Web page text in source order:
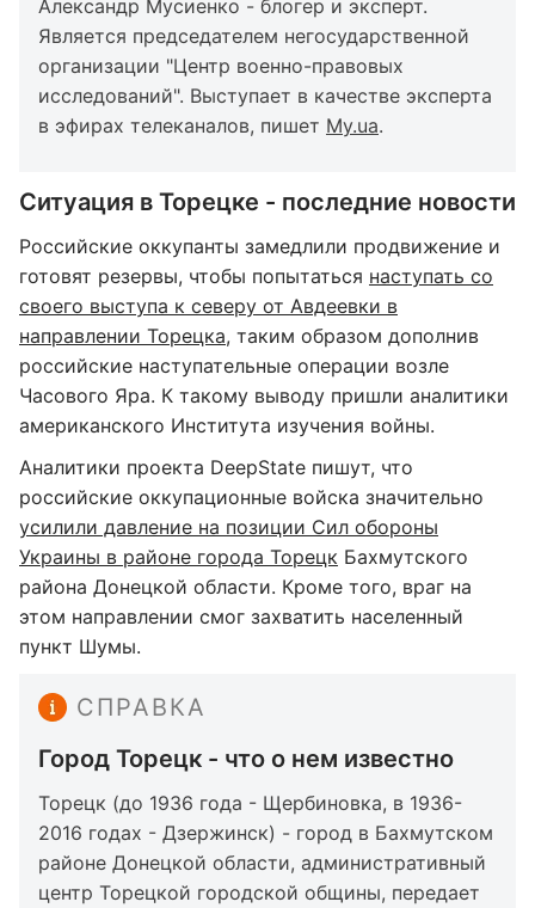
Александр Мусиенко - блогер и эксперт.
Является председателем негосударственной
организации "Центр военно-правовых
исследований". Выступает в качестве эксперта
в эфирах телеканалов, пишет My.ua.
Ситуация в Торецке - последние новости
Российские оккупанты замедлили продвижение и
готовят резервы, чтобы попытаться наступать со
своего выступа к северу от Авдеевки в
направлении Торецка, таким образом дополнив
российские наступательные операции возле
Часового Яра. К такому выводу пришли аналитики
американского Института изучения войны.
Аналитики проекта DeepState пишут, что
российские оккупационные войска значительно
усилили давление на позиции Сил обороны
Украины в районе города Торецк Бахмутского
района Донецкой области. Кроме того, враг на
этом направлении смог захватить населенный
пункт Шумы.
СПРАВКА
Город Торецк - что о нем известно
Торецк (до 1936 года - Щербиновка, в 1936-
2016 годах - Дзержинск) - город в Бахмутском
районе Донецкой области, административный
центр Торецкой городской общины, передает